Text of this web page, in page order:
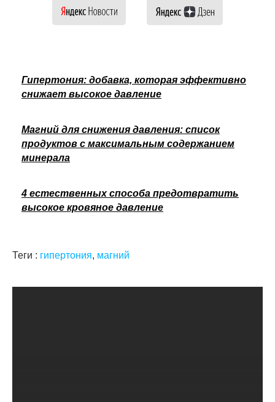
Гипертония: добавка, которая эффективно
снижает высокое давление
Магний для снижения давления: список
продуктов с максимальным содержанием
минерала
4 естественных способа предотвратить
высокое кровяное давление
Теги : гипертония, магний